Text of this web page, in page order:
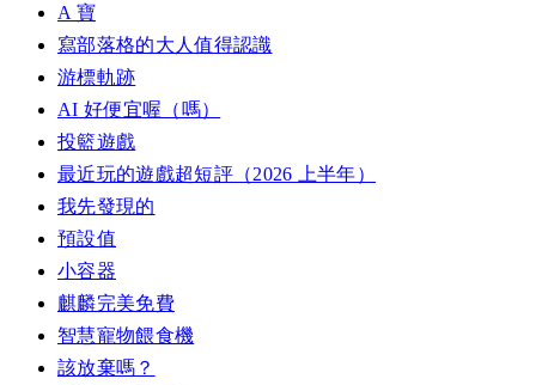
A 寶
寫部落格的大人值得認識
游標軌跡
AI 好便宜喔（嗎）
投籃遊戲
最近玩的遊戲超短評（2026 上半年）
我先發現的
預設值
小容器
麒麟完美免費
智慧寵物餵食機
該放棄嗎？